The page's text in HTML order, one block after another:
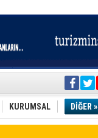
KURUMSAL DİĞER »